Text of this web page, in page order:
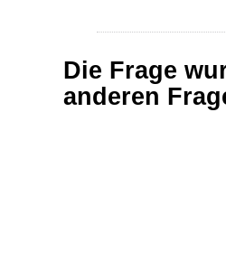
Die Frage
anderen